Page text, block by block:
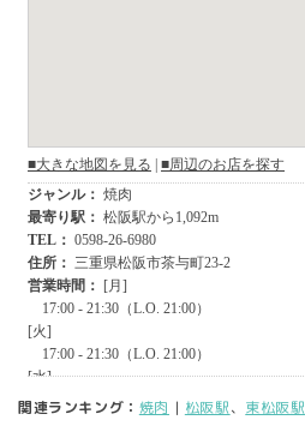
関連ランキング： 焼肉 | 松阪駅、 東松阪駅